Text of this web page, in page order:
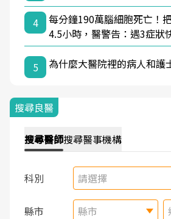
4
每分鐘190萬腦細胞死亡！
4.5小時，醫警告：遇3症狀
5 為什麼大醫院裡的病人和護
搜尋良醫
搜尋醫師搜尋醫事機構
科別 請選擇
縣市 縣市